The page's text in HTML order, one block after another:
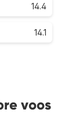
14.4
14.1
voos